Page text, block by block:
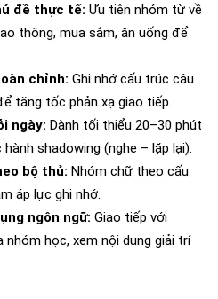
đề thực tế: Ưu tiên nhóm từ về
thông, mua sắm, ăn uống để
chỉnh: Ghi nhớ cấu trúc câu
tăng tốc phản xạ giao tiếp.
ngày: Dành tối thiểu 20–30 phút
shadowing (nghe – lặp lại).
bộ thủ: Nhóm chữ theo cấu
áp lực ghi nhớ.
ngôn ngữ: Giao tiếp với
nhóm học, xem nội dung giải trí